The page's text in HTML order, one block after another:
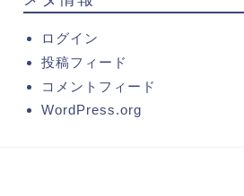
ログイン
投稿フィード
コメントフィード
WordPress.org